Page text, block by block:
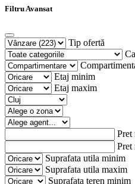
Filtru Avansat
Tip ofertă
Etaj minim
Etaj maxim
Pret
Pret
Suprafata utila minim
Suprafata utila maxim
Suprafata teren minim